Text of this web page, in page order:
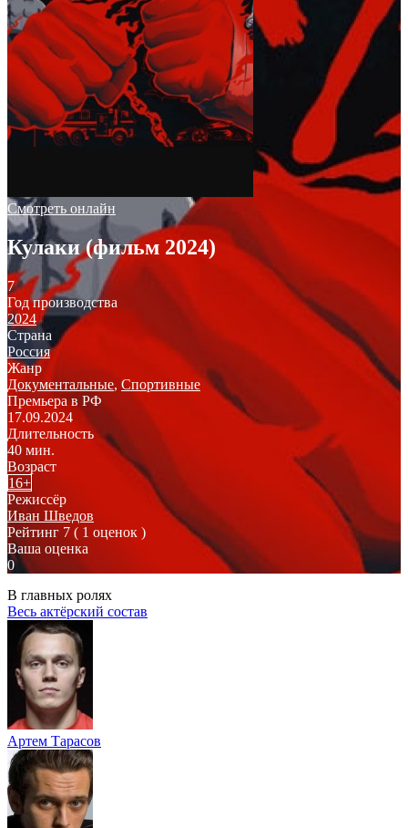
Смотреть онлайн
Кулаки (фильм 2024)
7
Год производства
2024
Страна
Россия
Жанр
Документальные, Спортивные
Премьера в РФ
17.09.2024
Длительность
40 мин.
Возраст
16+
Режиссёр
Иван Шведов
Рейтинг 7 ( 1 оценок )
Ваша оценка
0
В главных ролях
Весь актёрский состав
Артем Тарасов